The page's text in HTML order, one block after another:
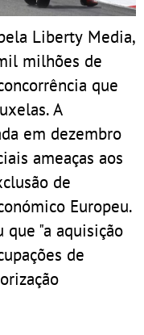
Liberty Media,
milhões de
que
A
em dezembro
ameaças aos
de
Europeu.
que "a aquisição
de